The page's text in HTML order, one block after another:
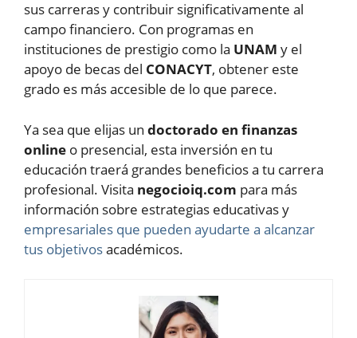
sus carreras y contribuir significativamente al
campo financiero. Con programas en
instituciones de prestigio como la UNAM y el
apoyo de becas del CONACYT, obtener este
grado es más accesible de lo que parece.
Ya sea que elijas un doctorado en finanzas
online o presencial, esta inversión en tu
educación traerá grandes beneficios a tu carrera
profesional. Visita negocioiq.com para más
información sobre estrategias educativas y
empresariales que pueden ayudarte a alcanzar
tus objetivosacadémicos.